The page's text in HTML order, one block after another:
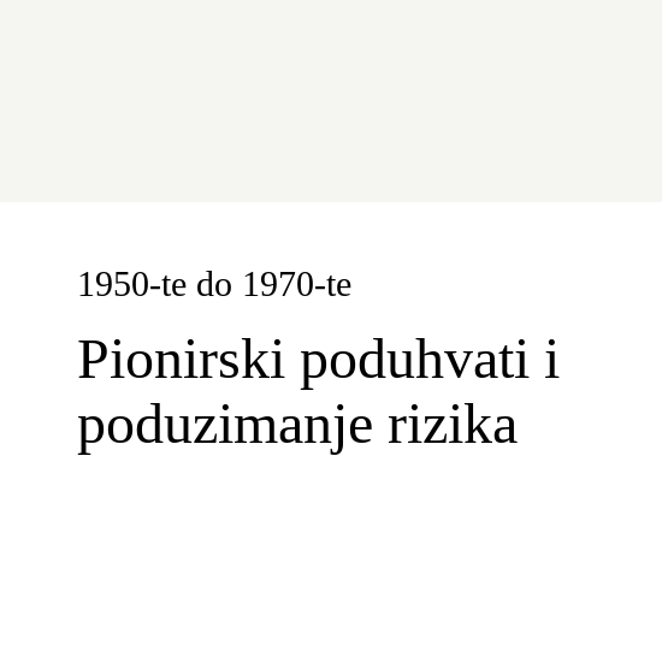
1950-te do 1970-te
Pionirski poduhvati i
poduzimanje rizika